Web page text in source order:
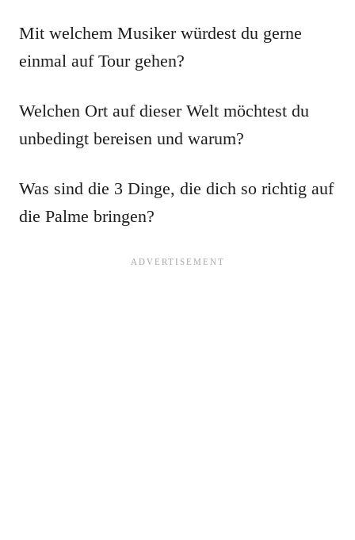
Mit welchem Musiker würdest du gerne
einmal auf Tour gehen?
Welchen Ort auf dieser Welt möchtest du
unbedingt bereisen und warum?
Was sind die 3 Dinge, die dich so richtig auf
die Palme bringen?